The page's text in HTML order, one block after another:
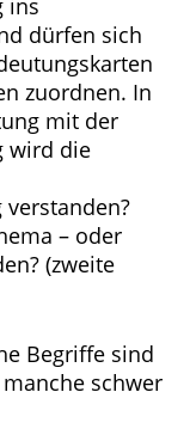
ins
dürfen sich
zuordnen. In
mit der
wird die
– oder
(zweite
Begriffe sind
schwer